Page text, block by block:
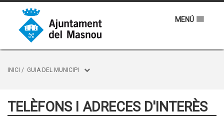
MENÚ
INICI / GUIA DEL MUNICIPI
TELÈFONS I ADRECES D'INTERÈS